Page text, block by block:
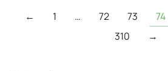
← 1 … 72 73 74
310
→